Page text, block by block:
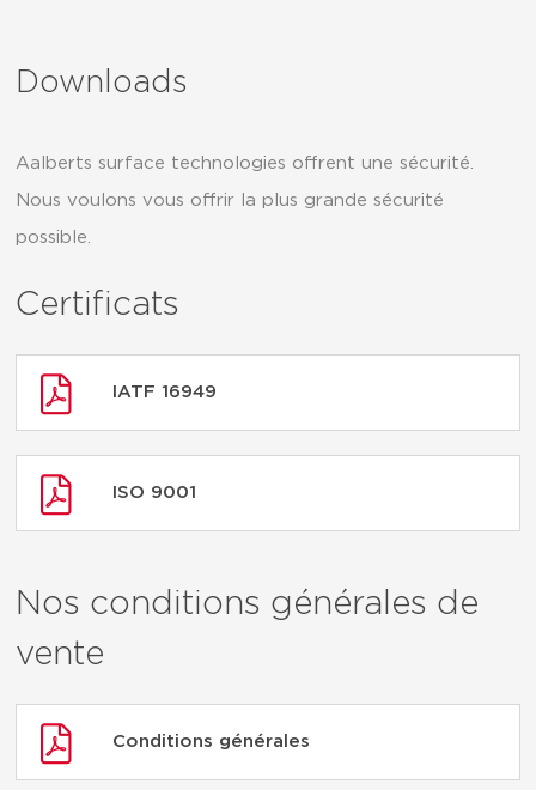
Downloads
Aalberts surface technologies offrent une sécurité.
Nous voulons vous offrir la plus grande sécurité
possible.
Certificats
IATF 16949
ISO 9001
Nos conditions générales de
vente
Conditions générales